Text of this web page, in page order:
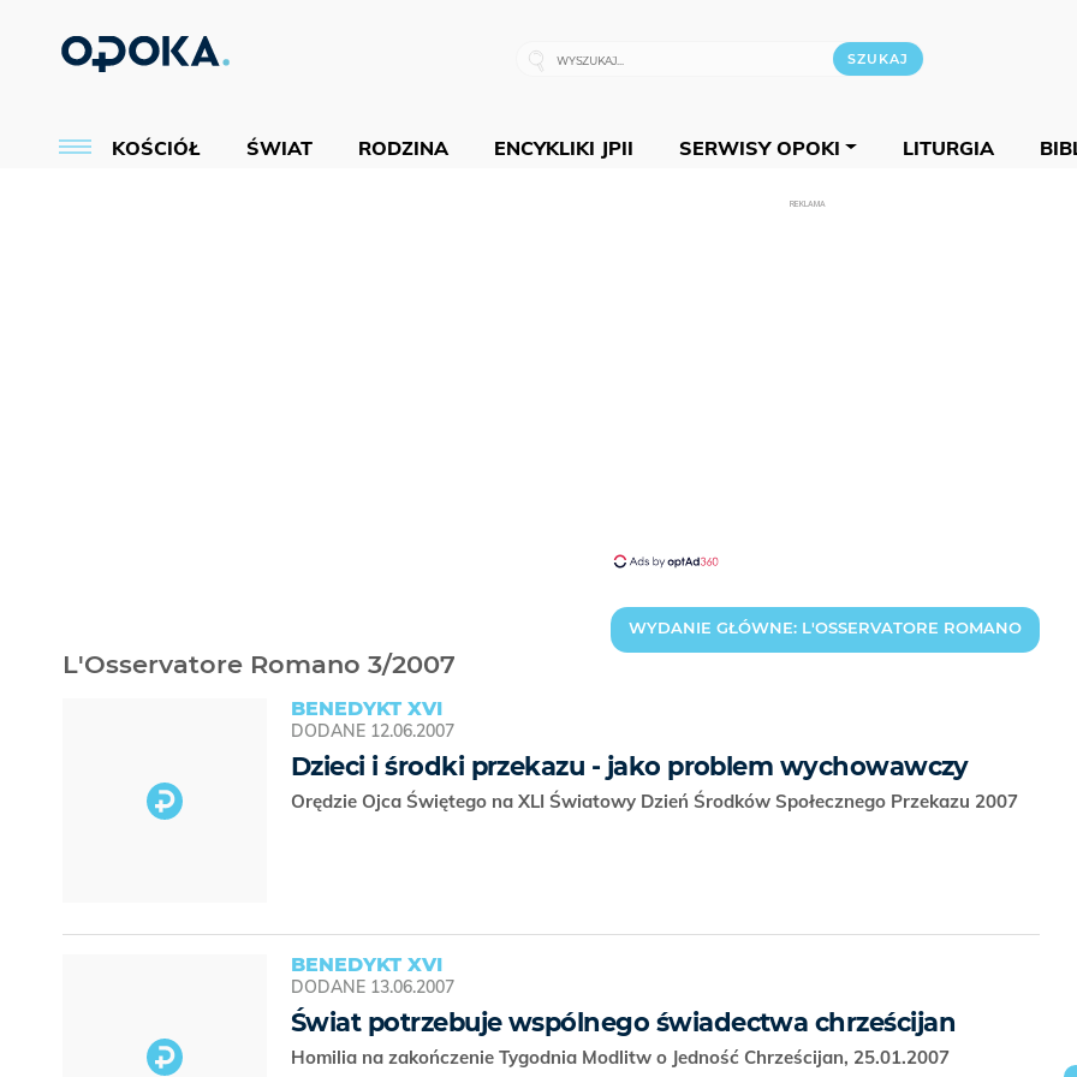
KOŚCIÓŁ ŚWIAT RODZINA ENCYKLIKI JPII SERWISY OPOKI LITURGIA
REKLAMA
WYDANIE GŁÓWNE: L'OSSERVATORE ROMANO
L'Osservatore Romano 3/2007
BENEDYKT XVI
DODANE 12.06.2007
Dzieci i środki przekazu - jako problem wychowawczy
Orędzie Ojca Świętego na XLI Światowy Dzień Środków Społecznego Przekazu 2007
BENEDYKT XVI
DODANE 13.06.2007
Świat potrzebuje wspólnego świadectwa chrześcijan
Homilia na zakończenie Tygodnia Modlitw o Jedność Chrześcijan, 25.01.2007